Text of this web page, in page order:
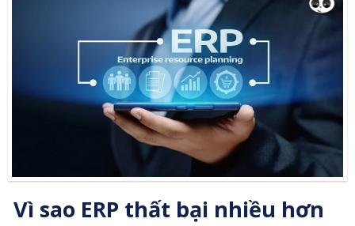
Vì sao ERP thất bại nhiều hơn